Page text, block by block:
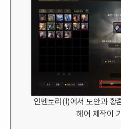
인벤토리(I)에서 도안과 황
헤어 제작이